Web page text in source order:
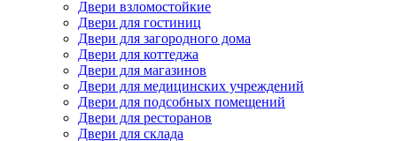
Двери взломостойкие
Двери для гостиниц
Двери для загородного дома
Двери для коттеджа
Двери для магазинов
Двери для медицинских учреждений
Двери для подсобных помещений
Двери для ресторанов
Двери для склада